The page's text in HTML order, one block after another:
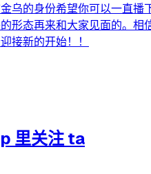
乌的身份希望你可以一直
形态再来和大家见面的。
接新的开始！！
里关注 ta